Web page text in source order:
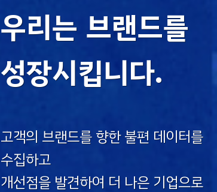
우리는 브랜드를
성장시킵니다.
고객의 브랜드를 향한 불편 데이터를
수집하고
개선점을 발견하여 더 나은 기업으로